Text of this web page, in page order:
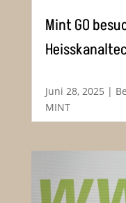
Mint GO
Juni 28, 2025 |
MINT